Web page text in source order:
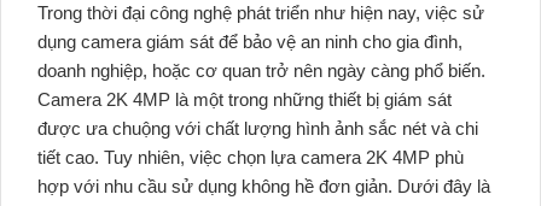
Trong thời đại công nghệ phát triển như hiện nay, việc sử
dụng camera giám sát để bảo vệ an ninh cho gia đình,
doanh nghiệp, hoặc cơ quan trở nên ngày càng phổ biến.
Camera 2K 4MP là một trong những thiết bị giám sát
được ưa chuộng với chất lượng hình ảnh sắc nét và chi
tiết cao. Tuy nhiên, việc chọn lựa camera 2K 4MP phù
hợp với nhu cầu sử dụng không hề đơn giản. Dưới đây là